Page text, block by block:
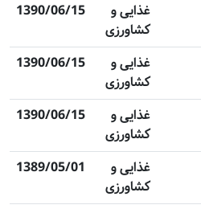
غذایی و
کشاورزی
1390/06/15
غذایی و
کشاورزی
1390/06/15
غذایی و
کشاورزی
1390/06/15
غذایی و
کشاورزی
1389/05/01